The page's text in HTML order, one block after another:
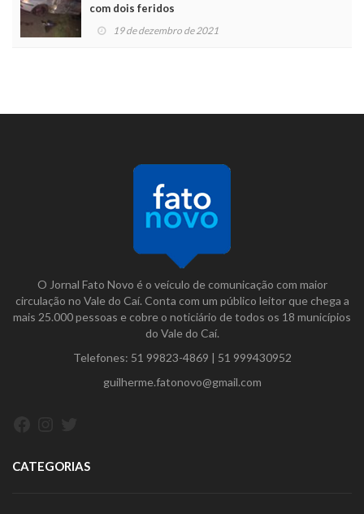
com dois feridos
19 de dezembro de 2021
O Jornal Fato Novo é o veículo de comunicação com maior
circulação no Vale do Caí. Conta com um público leitor que chega a
mais 25.000 pessoas e cobre o noticiário de todos os 18 municípios
do Vale do Caí.
Telefones: 51 99823-4869 | 51 999430952
guilherme.fatonovo@gmail.com
CATEGORIAS